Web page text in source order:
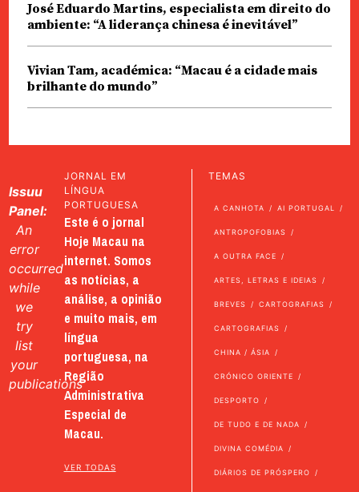
José Eduardo Martins, especialista em direito do
ambiente: “A liderança chinesa é inevitável”
Vivian Tam, académica: “Macau é a cidade mais
brilhante do mundo”
Issuu
Panel:
An
error
occurred
while
we
try
list
your
publications
JORNAL EM
LÍNGUA
PORTUGUESA
Este é o jornal
Hoje Macau na
internet. Somos
as notícias, a
análise, a opinião
e muito mais, em
língua
portuguesa, na
Região
Administrativa
Especial de
Macau.
VER TODAS
TEMAS
A CANHOTA AI PORTUGAL
ANTROPOFOBIAS
A OUTRA FACE
ARTES, LETRAS E IDEIAS
BREVES CARTOGRAFIAS
CARTOGRAFIAS
CHINA / ÁSIA
CRÓNICO ORIENTE
DESPORTO
DE TUDO E DE NADA
DIVINA COMÉDIA
DIÁRIOS DE PRÓSPERO